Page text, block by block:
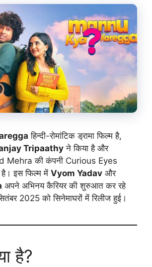
हिन्दी-रोमांटिक ड्रामा फिल्म है,
Tripaathy ने किया है और
Mehra की कंपनी Curious Eyes
है। इस फिल्म में Vyom Yadav और
अपने अभिनय कैरियर की शुरुआत कर रहे
2025 को सिनेमाघरों में रिलीज हुई।
है?